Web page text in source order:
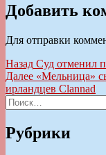
Добавить
Для отправки
Навигация
по
записям
Назад Предыдущая
запись:
Суд отменил
Далее Следующая
запись:
«Мельница»
ирландцев Clannad
Искать:
Рубрики